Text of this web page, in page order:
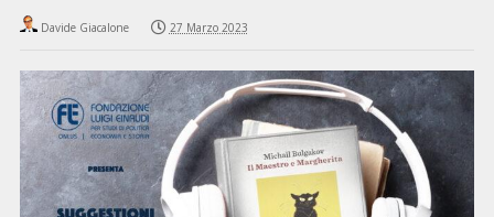
Davide Giacalone 27 Marzo 2023